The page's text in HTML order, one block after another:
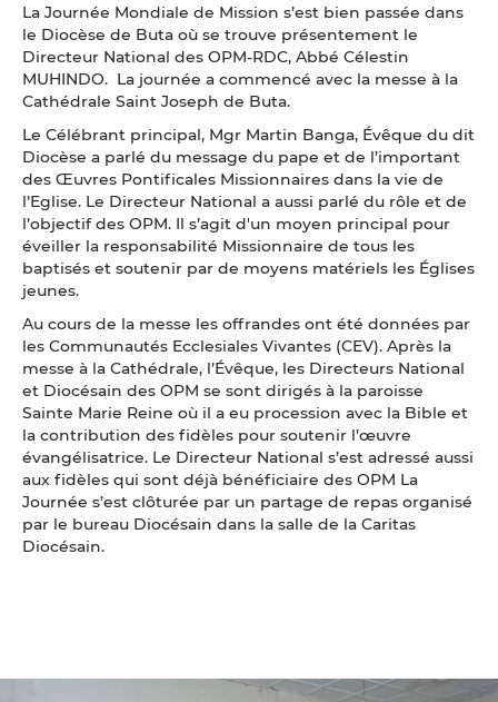
La Journée Mondiale de Mission s’est bien passée dans
le Diocèse de Buta où se trouve présentement le
Directeur National des OPM-RDC, Abbé Célestin
MUHINDO. La journée a commencé avec la messe à la
Cathédrale Saint Joseph de Buta.
Le Célébrant principal, Mgr Martin Banga, Évêque du dit
Diocèse a parlé du message du pape et de l’important
des Œuvres Pontificales Missionnaires dans la vie de
l’Eglise. Le Directeur National a aussi parlé du rôle et de
l’objectif des OPM. Il s’agit d'un moyen principal pour
éveiller la responsabilité Missionnaire de tous les
baptisés et soutenir par de moyens matériels les Églises
jeunes.
Au cours de la messe les offrandes ont été données par
les Communautés Ecclesiales Vivantes (CEV). Après la
messe à la Cathédrale, l’Évêque, les Directeurs National
et Diocésain des OPM se sont dirigés à la paroisse
Sainte Marie Reine où il a eu procession avec la Bible et
la contribution des fidèles pour soutenir l’œuvre
évangélisatrice. Le Directeur National s’est adressé aussi
aux fidèles qui sont déjà bénéficiaire des OPM La
Journée s’est clôturée par un partage de repas organisé
par le bureau Diocésain dans la salle de la Caritas
Diocésain.